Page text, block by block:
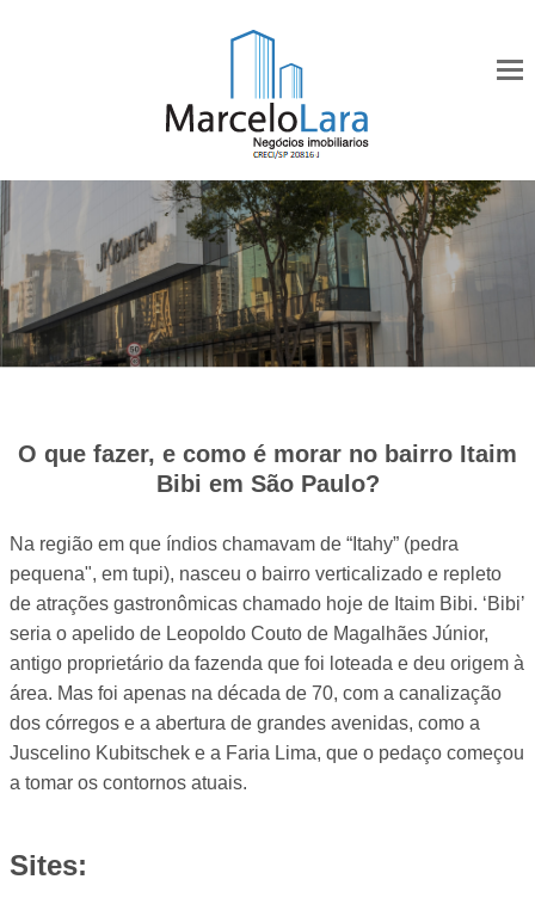
O que fazer, e como é morar no bairro Itaim
Bibi em São Paulo?
Na região em que índios chamavam de “Itahy” (pedra
pequena", em tupi), nasceu o bairro verticalizado e repleto
de atrações gastronômicas chamado hoje de Itaim Bibi. ʻBibiʼ
seria o apelido de Leopoldo Couto de Magalhães Júnior,
antigo proprietário da fazenda que foi loteada e deu origem à
área. Mas foi apenas na década de 70, com a canalização
dos córregos e a abertura de grandes avenidas, como a
Juscelino Kubitschek e a Faria Lima, que o pedaço começou
a tomar os contornos atuais.
Sites: